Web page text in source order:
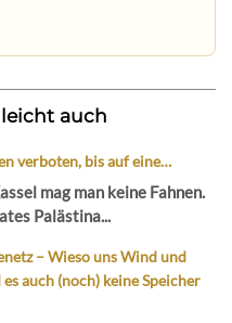
auch
verboten, bis auf eine…
mag man keine Fahnen.
Palästina...
– Wieso uns Wind und
auch (noch) keine Speicher